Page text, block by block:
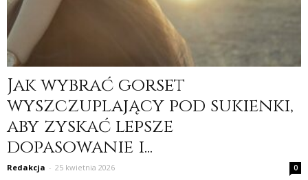
Jak wybrać gorset
wyszczuplający pod sukienki,
aby zyskać lepsze
dopasowanie i...
Redakcja - 25 kwietnia 2026 0